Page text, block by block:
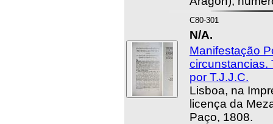
C80-301
N/A.
Manifestação
circunstancias.
por T.J.J.C.
Lisboa, na
licença da
Paço, 1808.